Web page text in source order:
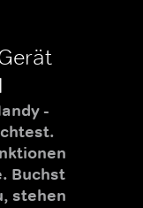
-
Buchst
stehen